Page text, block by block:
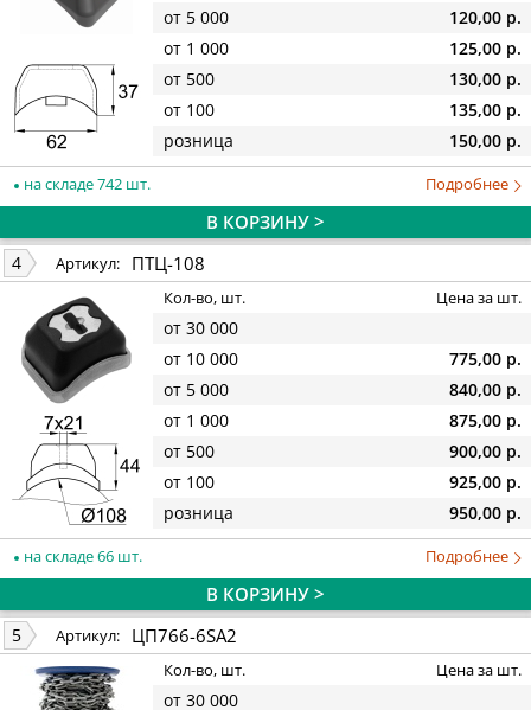
от 5 000
120,00 р.
от 1 000
125,00 р.
от 500
130,00 р.
от 100
135,00 р.
розница
150,00 р.
на складе 742 шт. Подробнее
В КОРЗИНУ >
4 Артикул: ПТЦ-108
Кол-во, шт. Цена за шт.
от 30 000
от 10 000
775,00 р.
от 5 000
840,00 р.
от 1 000
875,00 р.
от 500
900,00 р.
от 100
925,00 р.
розница
950,00 р.
на складе 66 шт. Подробнее
В КОРЗИНУ >
5 Артикул: ЦП766-6SА2
Кол-во, шт. Цена за шт.
от 30 000